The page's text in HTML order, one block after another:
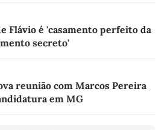
Flávio é 'casamento perfeito da
secreto'
reunião com Marcos Pereira
em MG